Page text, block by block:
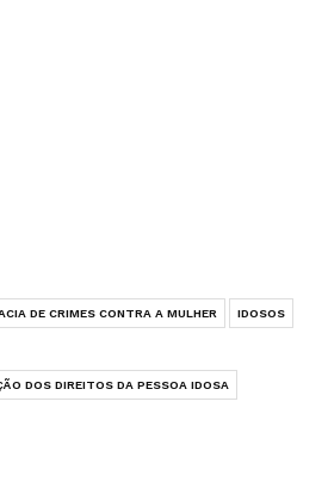
DE CRIMES CONTRA A MULHER IDOSOS
DOS DIREITOS DA PESSOA IDOSA